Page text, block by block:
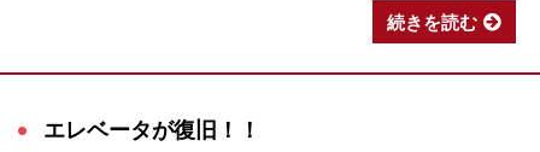
続きを読む
エレベータが復旧！！